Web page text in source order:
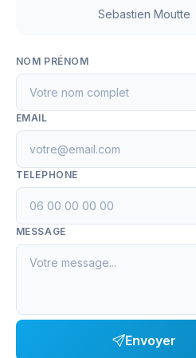
Sebastien Moutte
NOM PRÉNOM
EMAIL
TELEPHONE
MESSAGE
Envoyer